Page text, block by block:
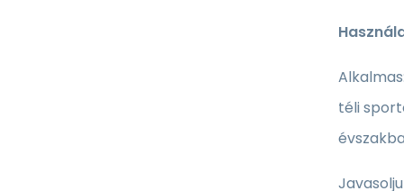
téli